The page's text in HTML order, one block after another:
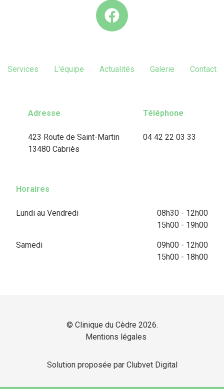
Services L'équipe Actualités Galerie Contact
Adresse
423 Route de Saint-Martin
13480 Cabriès
Téléphone
04 42 22 03 33
Horaires
Lundi au Vendredi
08h30 - 12h00
15h00 - 19h00
Samedi
09h00 - 12h00
15h00 - 18h00
© Clinique du Cèdre 2026.
Mentions légales
Solution proposée par Clubvet Digital